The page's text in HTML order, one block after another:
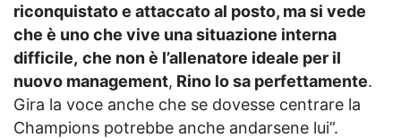
riconquistato e attaccato al posto, ma si vede
che è uno che vive una situazione interna
difficile, che non è l’allenatore ideale per il
nuovo management, Rino lo sa perfettamente.
Gira la voce anche che se dovesse centrare la
Champions potrebbe anche andarsene lui”.